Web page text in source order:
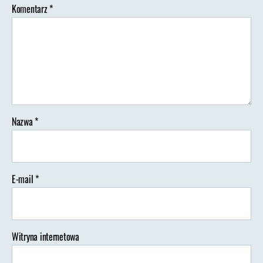
Komentarz*
Nazwa*
E-mail*
Witryna internetowa